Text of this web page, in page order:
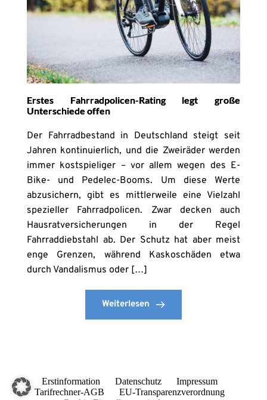
Erstes Fahrradpolicen-Rating legt große
Unterschiede offen
Der Fahrradbestand in Deutschland steigt seit
Jahren kontinuierlich, und die Zweiräder werden
immer kostspieliger – vor allem wegen des E-
Bike- und Pedelec-Booms. Um diese Werte
abzusichern, gibt es mittlerweile eine Vielzahl
spezieller Fahrradpolicen. Zwar decken auch
Hausratversicherungen in der Regel
Fahrraddiebstahl ab. Der Schutz hat aber meist
enge Grenzen, während Kaskoschäden etwa
durch Vandalismus oder […]
Weiterlesen
Erstinformation Datenschutz
Impressum
Tarifrechner-AGB
EU-Transparenzverordnung